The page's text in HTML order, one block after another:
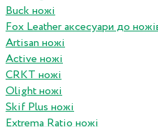
Buck ножі
Fox Leather аксесуари до
Artisan ножі
Active ножі
CRKT ножі
Olight ножі
Skif Plus ножі
Extrema Ratio ножі